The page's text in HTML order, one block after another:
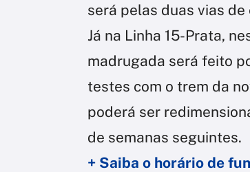
será pelas duas vias de
Já na Linha 15-Prata,
madrugada será feito
testes com o trem da
poderá ser
de semanas seguintes.
+ Saiba o horário de